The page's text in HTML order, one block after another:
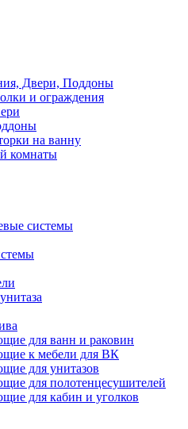
Двери, Поддоны
и ограждения
на ванну
комнаты
системы
для ванн и раковин
к мебели для ВК
для унитазов
для полотенцесушителей
для кабин и уголков